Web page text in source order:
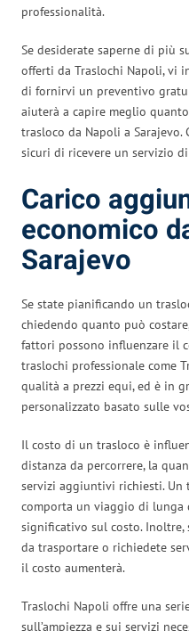
professionalità.
Se desiderate saperne di più
offerti da Traslochi Napoli, vi
di fornirvi un preventivo
aiuterà a capire meglio
trasloco da Napoli a Sarajevo.
sicuri di ricevere un servizio
Carico
economico
Sarajevo
Se state pianificando un
chiedendo quanto può
fattori possono influenzare il
traslochi professionale come
qualità a prezzi equi, ed è in
personalizzato basato sulle
Il costo di un trasloco è
distanza da percorrere, la
servizi aggiuntivi richiesti. Un
comporta un viaggio di lunga
significativo sul costo. Inoltre,
da trasportare o richiedete
il costo aumenterà.
Traslochi Napoli offre una
sull’ampiezza e sui servizi